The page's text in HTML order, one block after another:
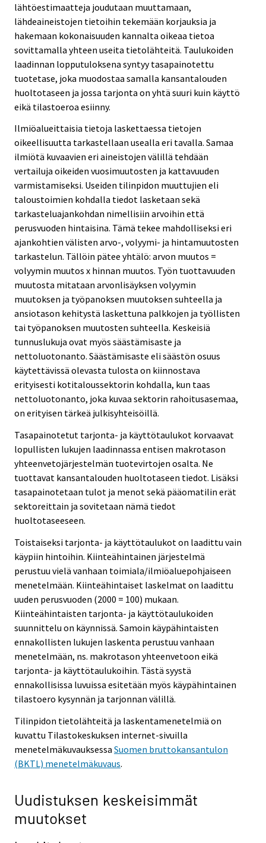
lähtöestimaatteja joudutaan muuttamaan,
lähdeaineistojen tietoihin tekemään korjauksia ja
hakemaan kokonaisuuden kannalta oikeaa tietoa
sovittamalla yhteen useita tietolähteitä. Taulukoiden
laadinnan lopputuloksena syntyy tasapainotettu
tuotetase, joka muodostaa samalla kansantalouden
huoltotaseen ja jossa tarjonta on yhtä suuri kuin käyttö
eikä tilastoeroa esiinny.
Ilmiöalueittaisia tietoja laskettaessa tietojen
oikeellisuutta tarkastellaan usealla eri tavalla. Samaa
ilmiötä kuvaavien eri aineistojen välillä tehdään
vertailuja oikeiden vuosimuutosten ja kattavuuden
varmistamiseksi. Useiden tilinpidon muuttujien eli
taloustoimien kohdalla tiedot lasketaan sekä
tarkasteluajankohdan nimellisiin arvoihin että
perusvuoden hintaisina. Tämä tekee mahdolliseksi eri
ajankohtien välisten arvo-, volyymi- ja hintamuutosten
tarkastelun. Tällöin pätee yhtälö: arvon muutos =
volyymin muutos x hinnan muutos. Työn tuottavuuden
muutosta mitataan arvonlisäyksen volyymin
muutoksen ja työpanoksen muutoksen suhteella ja
ansiotason kehitystä laskettuna palkkojen ja työllisten
tai työpanoksen muutosten suhteella. Keskeisiä
tunnuslukuja ovat myös säästämisaste ja
nettoluotonanto. Säästämisaste eli säästön osuus
käytettävissä olevasta tulosta on kiinnostava
erityisesti kotitaloussektorin kohdalla, kun taas
nettoluotonanto, joka kuvaa sektorin rahoitusasemaa,
on erityisen tärkeä julkisyhteisöillä.
Tasapainotetut tarjonta- ja käyttötaulukot korvaavat
lopullisten lukujen laadinnassa entisen makrotason
yhteenvetojärjestelmän tuotevirtojen osalta. Ne
tuottavat kansantalouden huoltotaseen tiedot. Lisäksi
tasapainotetaan tulot ja menot sekä pääomatilin erät
sektoreittain ja sovitetaan nämä tiedot
huoltotaseeseen.
Toistaiseksi tarjonta- ja käyttötaulukot on laadittu vain
käypiin hintoihin. Kiinteähintainen järjestelmä
perustuu vielä vanhaan toimiala/ilmiöaluepohjaiseen
menetelmään. Kiinteähintaiset laskelmat on laadittu
uuden perusvuoden (2000 = 100) mukaan.
Kiinteähintaisten tarjonta- ja käyttötaulukoiden
suunnittelu on käynnissä. Samoin käypähintaisten
ennakollisten lukujen laskenta perustuu vanhaan
menetelmään, ns. makrotason yhteenvetoon eikä
tarjonta- ja käyttötaulukoihin. Tästä syystä
ennakollisissa luvuissa esitetään myös käypähintainen
tilastoero kysynnän ja tarjonnan välillä.
Tilinpidon tietolähteitä ja laskentamenetelmiä on
kuvattu Tilastokeskuksen internet-sivuilla
menetelmäkuvauksessa Suomen bruttokansantulon
(BKTL) menetelmäkuvaus.
Uudistuksen keskeisimmät
muutokset